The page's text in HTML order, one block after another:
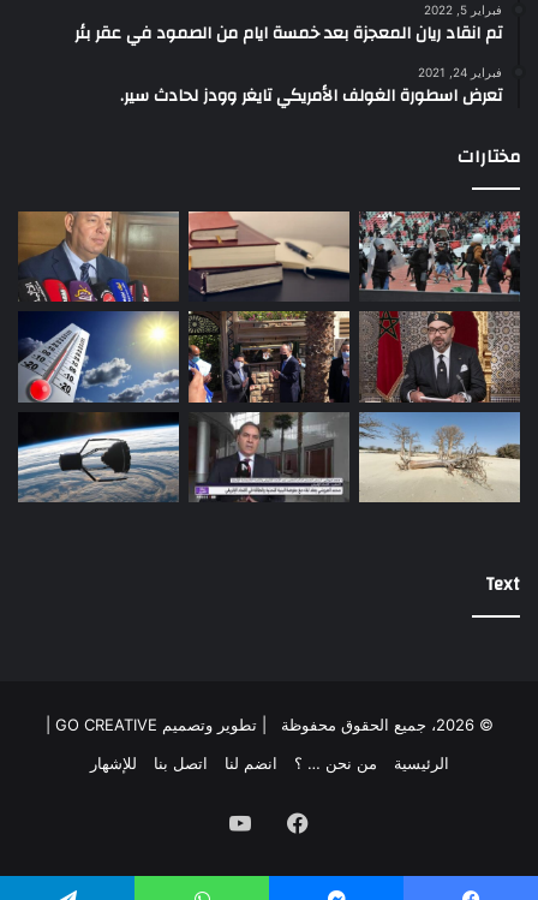
فبراير 5, 2022
تم انقاد ريان المعجزة بعد خمسة ايام من الصمود في عقر بئر
فبراير 24, 2021
تعرض اسطورة الغولف الأمريكي تايغر وودز لحادث سير.
مختارات
Text
© 2026، جميع الحقوق محفوظة | تطوير وتصميم GO CREATIVE
الرئيسية
من نحن … ؟ انضم لنا اتصل بنا للإشهار
فيسبوك